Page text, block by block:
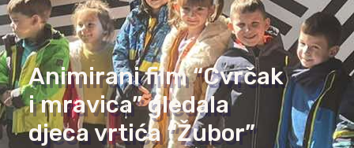
Animirani film “Cvrčak
i mravica” gledala
djeca vrtića “Žubor”